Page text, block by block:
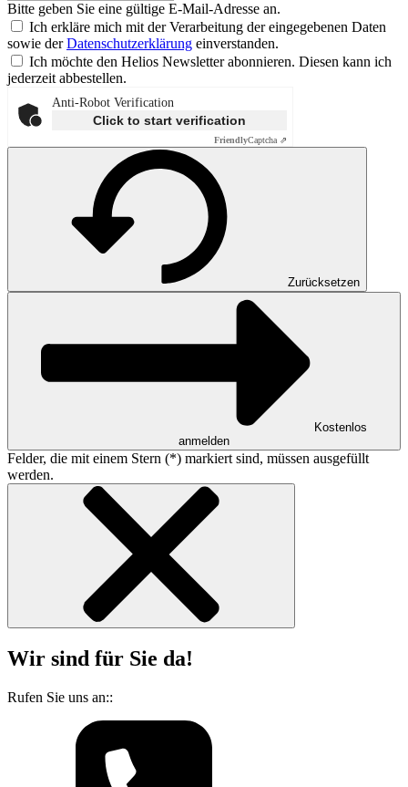
Bitte geben Sie eine gültige E-Mail-Adresse an.
Ich erkläre mich mit der Verarbeitung der eingegebenen Daten
sowie derDatenschutzerklärung einverstanden.
Ich möchte den Helios Newsletter abonnieren. Diesen kann ich
jederzeit abbestellen.
Anti-Robot Verification
Click to start verification
FriendlyCaptcha ⇗
Zurücksetzen
Kostenlos
anmelden
Felder, die mit einem Stern (*) markiert sind, müssen ausgefüllt
werden.
Wir sind für Sie da!
Rufen Sie uns an::